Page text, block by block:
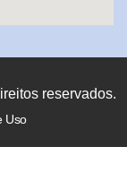
reservados.
Uso